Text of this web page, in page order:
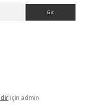
için admin